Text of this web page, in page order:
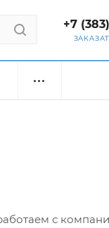
+7
с